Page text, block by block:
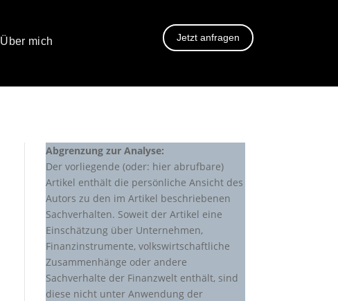
Über mich
Jetzt anfragen
Abgrenzung zur Analyse:
Der vorliegende (oder: hier abrufbare)
Artikel enthält die persönliche Ansicht des
Autors zu den im Artikel beschriebenen
Sachverhalten. Soweit der Artikel eine
Einschätzung über Unternehmen,
Finanzinstrumente, volkswirtschaftliche
Zusammenhänge oder andere
Sachverhalte der Finanzwelt enthält, sind
diese nicht unter Anwendung der